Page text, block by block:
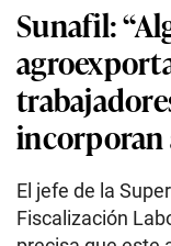
Sunafil:
incorporan
El jefe de la
Fiscalización